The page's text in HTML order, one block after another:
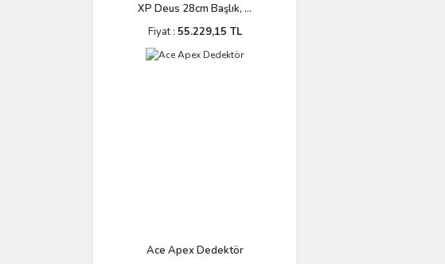
XP Deus 28cm Başlık, ...
Fiyat : 55.229,15 TL
Ace Apex Dedektör